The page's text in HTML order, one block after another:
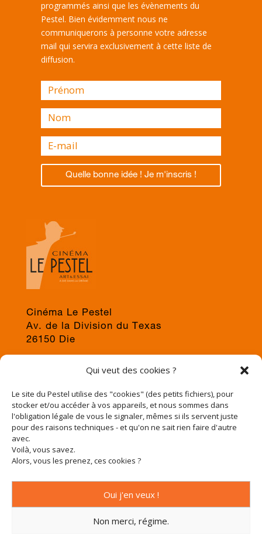
Qui veut des cookies ?
Le site du Pestel utilise des "cookies" (des petits fichiers), pour
stocker et/ou accéder à vos appareils, et nous sommes dans
l'obligation légale de vous le signaler, mêmes si ils servent juste
pour des raisons techniques - et qu'on ne sait rien faire d'autre
avec.
Voilà, vous savez.
Alors, vous les prenez, ces cookies ?
Oui j'en veux !
Non merci, régime.
programmés ainsi que les évènements du
Pestel. Bien évidemment nous ne
communiquerons à personne votre adresse
mail qui servira exclusivement à cette liste de
diffusion.
Quelle bonne idée ! Je m'inscris !
Cinéma Le Pestel
Av. de la Division du Texas
26150 Die
jps@cinema-le-pestel.fr
oumediation@cinema-le-pestel.fr